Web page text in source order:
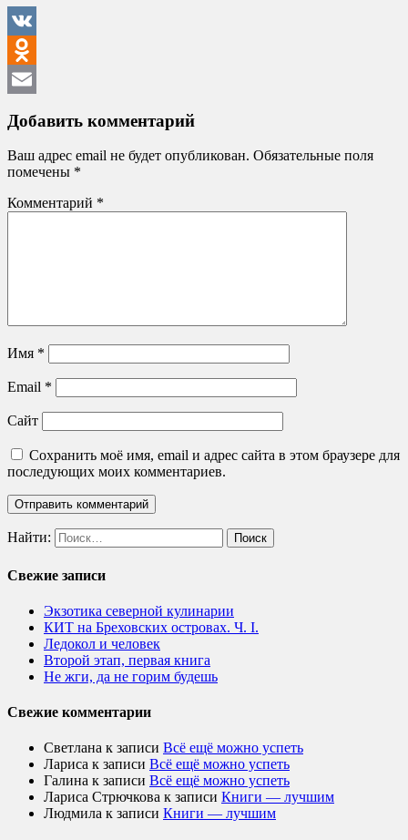
VK
Odnoklassniki
Добавить комментарий
Ваш адрес email не будет опубликован. Обязательные поля
помечены *
Комментарий *
Имя *
Email *
Сайт
Сохранить моё имя, email и адрес сайта в этом браузере для
последующих моих комментариев.
Найти:
Свежие записи
Экзотика северной кулинарии
КИТ на Бреховских островах. Ч. I.
Ледокол и человек
Второй этап, первая книга
Не жги, да не горим будешь
Свежие комментарии
Светлана к записи Всё ещё можно успеть
Лариса к записи Всё ещё можно успеть
Галина к записи Всё ещё можно успеть
Лариса Стрючкова к записи Книги — лучшим
Людмила к записи Книги — лучшим